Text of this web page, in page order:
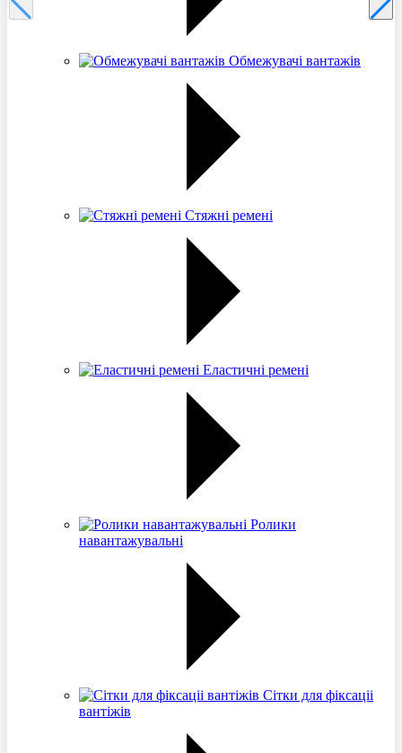
Обмежувачі вантажів
Стяжні ремені
Еластичні ремені
Ролики
навантажувальні
Сітки для фіксаціі
вантіжів